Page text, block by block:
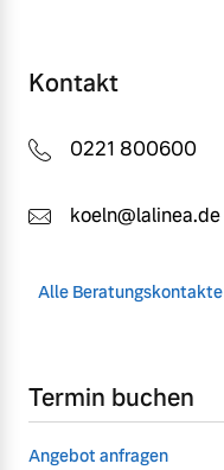
Kontakt
0221 800600
koeln@lalinea.de
Alle Beratungskontakte
Termin buchen
Angebot anfragen